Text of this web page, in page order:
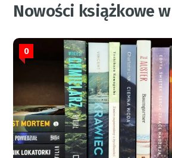
Nowości książkowe
0